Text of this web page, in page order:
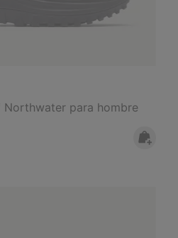
Northwater para hombre